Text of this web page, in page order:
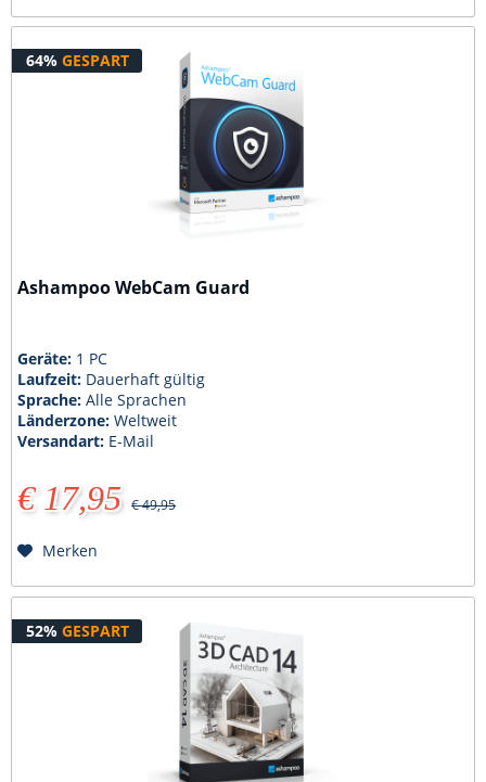
64% GESPART
Ashampoo WebCam Guard
Geräte: 1 PC
Laufzeit: Dauerhaft gültig
Sprache:Alle Sprachen
Länderzone:Weltweit
Versandart: E-Mail
€ 17,95 € 49,95
Merken
52% GESPART